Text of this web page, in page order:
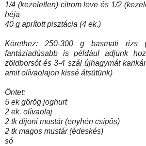
1/4 (kezeletlen) citrom leve és 1/2
héja
40 g aprítottpisztácia (4 ek.)
Körethez: 250-300 g basmati
fantáziadúsabb is például adjunk
zöldborsót és 3-4 szál újhagymát
amit olívaolajon kissé átsütünk)
Öntet:
5 ek görög joghurt
2 ek. olívaolaj
2 tk dijoni mustár (enyhén csípős)
2 tk magos mustár (édeskés)
só